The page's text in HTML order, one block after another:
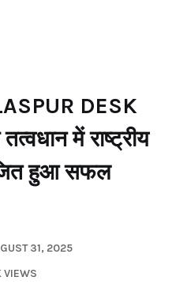
DESK
में राष्ट्रीय
हुआ सफल
31, 2025
VIEWS